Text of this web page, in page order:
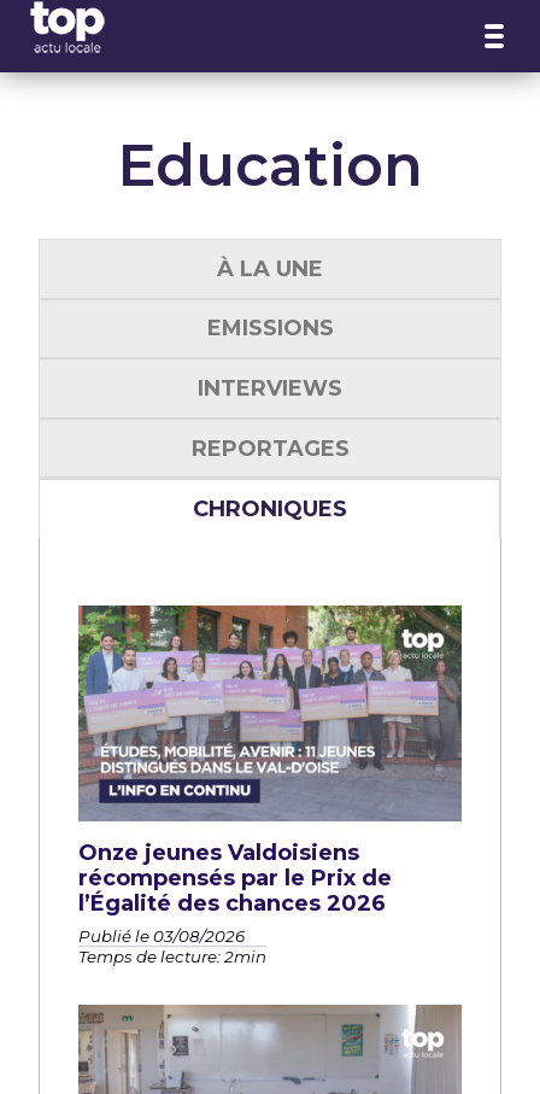
Education
À LA UNE
EMISSIONS
INTERVIEWS
REPORTAGES
CHRONIQUES
Onze jeunes Valdoisiens
récompensés par le Prix de
l’Égalité des chances 2026
Publié le 03/08/2026
Temps de lecture: 2min
Panneau de gestion des cookies